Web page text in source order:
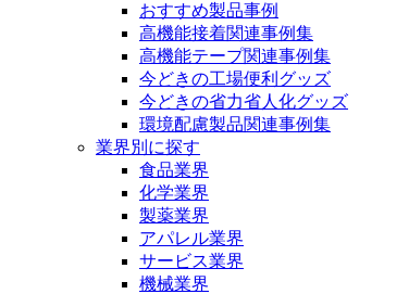
おすすめ製品事例
高機能接着関連事例集
高機能テープ関連事例集
今どきの工場便利グッズ
今どきの省力省人化グッズ
環境配慮製品関連事例集
業界別に探す
食品業界
化学業界
製薬業界
アパレル業界
サービス業界
機械業界